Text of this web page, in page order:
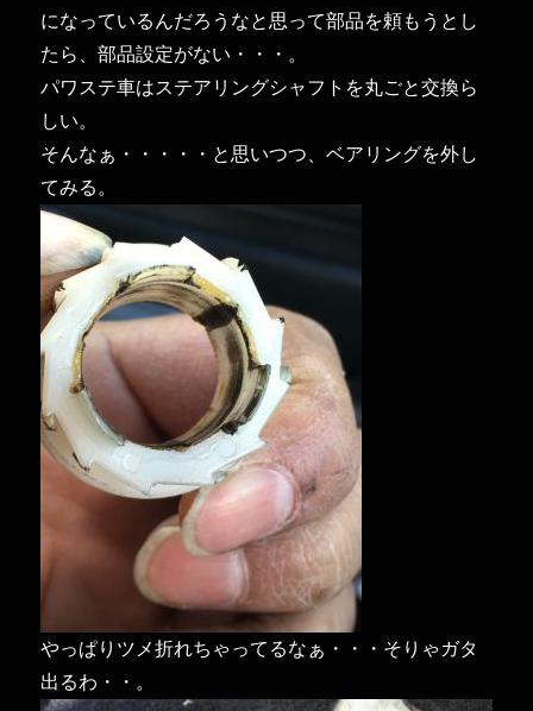
になっているんだろうなと思って部品を頼もうとし
たら、部品設定がない・・・。
パワステ車はステアリングシャフトを丸ごと交換ら
しい。
そんなぁ・・・・・と思いつつ、ベアリングを外し
てみる。
やっぱりツメ折れちゃってるなぁ・・・そりゃガタ
出るわ・・。